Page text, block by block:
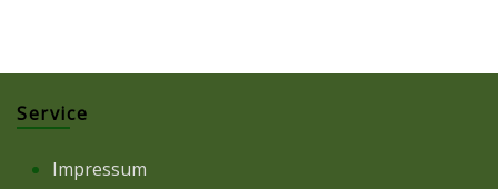
Service
Impressum